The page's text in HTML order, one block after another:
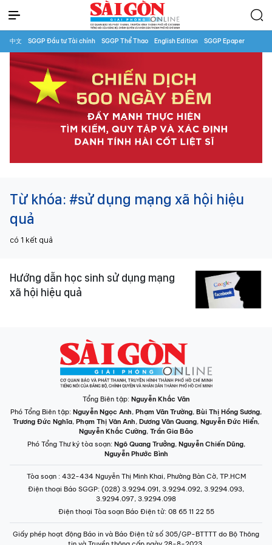
中文 SGGP Đầu tư Tài chính SGGP Thể Thao English Edition SGGP Epaper
Từ khóa: #sử dụng mạng xã hội hiệu
quả
có 1 kết quả
Hướng dẫn học sinh sử dụng mạng
xã hội hiệu quả
Tổng Biên tập: Nguyễn Khắc Văn
Phó Tổng Biên tập: Nguyễn Ngọc Anh, Phạm Văn Trường, Bùi Thị Hồng Sương,
Trương Đức Nghĩa, Phạm Thị Vân Anh, Dương Văn Quang, Nguyễn Đức Hiển,
Nguyễn Khắc Cường, Trần Gia Bảo
Phó Tổng Thư ký tòa soạn: Ngô Quang Trưởng, Nguyễn Chiến Dũng,
Nguyễn Phước Bình
Tòa soạn : 432-434 Nguyễn Thị Minh Khai, Phường Bàn Cờ, TP.HCM
Điện thoại Báo SGGP: (028) 3.9294.091, 3.9294.092, 3.9294.093,
3.9294.097, 3.9294.098
Điện thoại Tòa soạn Báo Điện tử: 08 65 11 22 55
Giấy phép hoạt động Báo in và Báo Điện tử số 305/GP-BTTTT do Bộ Thông